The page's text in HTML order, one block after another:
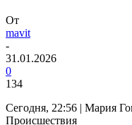
От
mavit
-
31.01.2026
0
134
Сегодня, 22:56 | Мария
Происшествия